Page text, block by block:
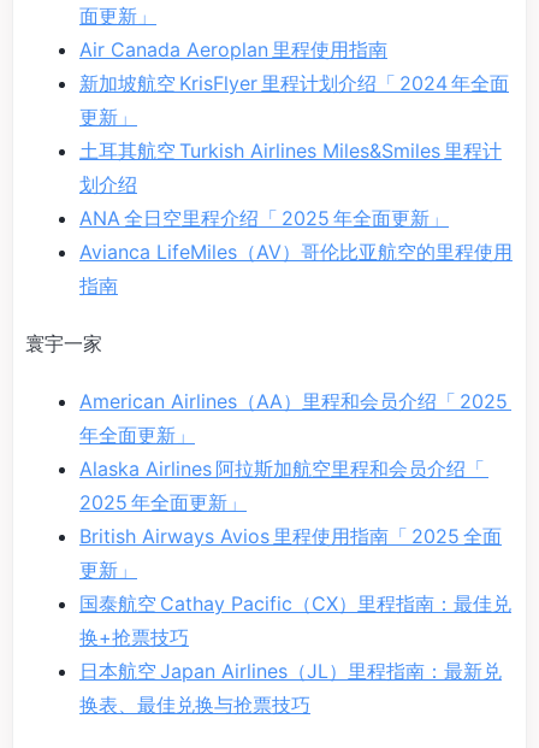
面更新」
Air Canada Aeroplan 里程使用指南
新加坡航空 KrisFlyer 里程计划介绍「 2024 年全面
更新」
土耳其航空 Turkish Airlines Miles&Smiles 里程计
划介绍
ANA 全日空里程介绍「 2025 年全面更新」
Avianca LifeMiles（AV）哥伦比亚航空的里程使用
指南
寰宇一家
American Airlines（AA）里程和会员介绍「 2025
年全面更新」
Alaska Airlines 阿拉斯加航空里程和会员介绍「
2025 年全面更新」
British Airways Avios 里程使用指南「 2025 全面
更新」
国泰航空 Cathay Pacific（CX）里程指南：最佳兑
换+抢票技巧
日本航空 Japan Airlines（JL）里程指南：最新兑
换表、最佳兑换与抢票技巧